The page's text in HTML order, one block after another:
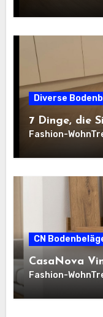
Diverse
7 Dinge, die
Fashion-
CN
CasaNova
Fashion-